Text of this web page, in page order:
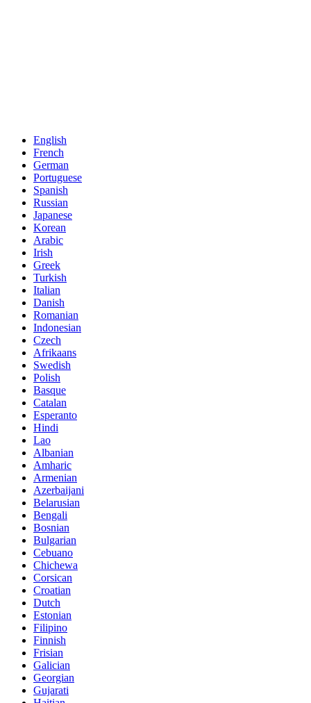
English
French
German
Portuguese
Spanish
Russian
Japanese
Korean
Arabic
Irish
Greek
Turkish
Italian
Danish
Romanian
Indonesian
Czech
Afrikaans
Swedish
Polish
Basque
Catalan
Esperanto
Hindi
Lao
Albanian
Amharic
Armenian
Azerbaijani
Belarusian
Bengali
Bosnian
Bulgarian
Cebuano
Chichewa
Corsican
Croatian
Dutch
Estonian
Filipino
Finnish
Frisian
Galician
Georgian
Gujarati